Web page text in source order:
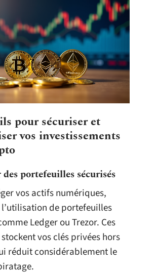
pour sécuriser et
vos investissements
portefeuilles sécurisés
vos actifs numériques,
de portefeuilles
Ledger ou Trezor. Ces
vos clés privées hors
réduit considérablement le